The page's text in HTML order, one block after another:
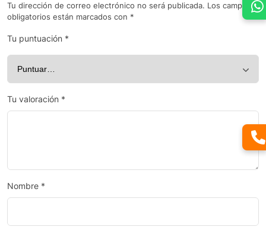
Tu dirección de correo electrónico no será publicada. Los campos
obligatorios están marcados con *
Tu puntuación *
Tu valoración *
Nombre *